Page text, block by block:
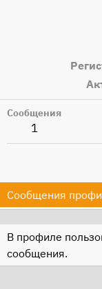
Сообщения
1
Сообщения
В профиле
сообщения.